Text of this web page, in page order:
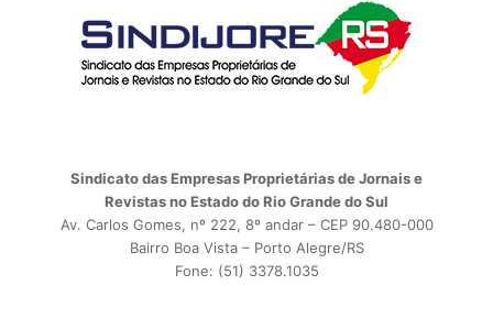
Sindicato das Empresas Proprietárias de Jornais e
Revistas no Estado do Rio Grande do Sul
Av. Carlos Gomes, nº 222, 8º andar – CEP 90.480-000
Bairro Boa Vista – Porto Alegre/RS
Fone: (51) 3378.1035